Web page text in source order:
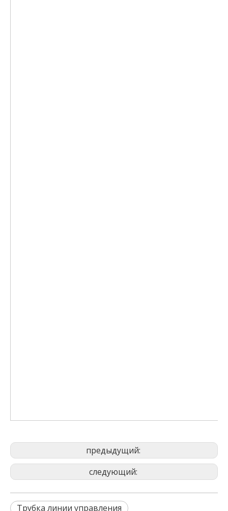
предыдущий:
следующий:
Трубка линии управления